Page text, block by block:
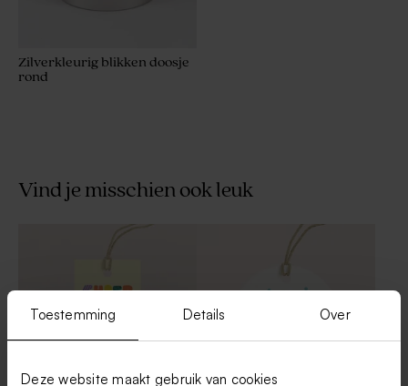
Toestemming Details Over
Deze website maakt gebruik van cookies
Zilverkleurig blikken doosje
rond
Vind je misschien ook leuk